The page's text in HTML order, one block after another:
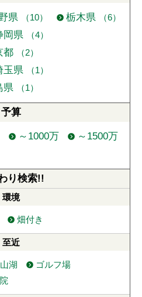
県 （10） 栃木県 （6）
岡県 （4）
都 （2）
玉県 （1）
県 （1）
予算
～1000万
～1500万
り検索!!
環境
畑付き
至近
山湖
ゴルフ場